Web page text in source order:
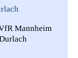
Mannheim